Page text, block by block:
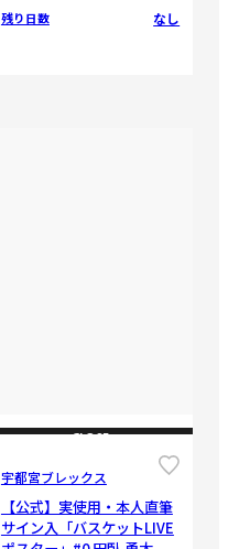
残り日数 なし
CLOSE
宇都宮ブレックス
【公式】実使用・本人直筆
サイン入「バスケットLIVE